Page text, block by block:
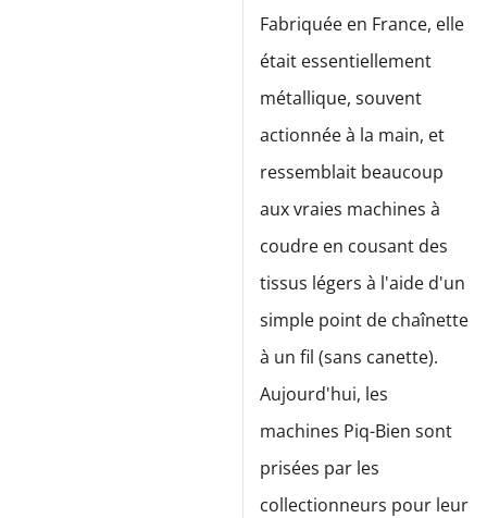
Fabriquée en France, elle
était essentiellement
métallique, souvent
actionnée à la main, et
ressemblait beaucoup
aux vraies machines à
coudre en cousant des
tissus légers à l'aide d'un
simple point de chaînette
à un fil (sans canette).
Aujourd'hui, les
machines Piq-Bien sont
prisées par les
collectionneurs pour leur